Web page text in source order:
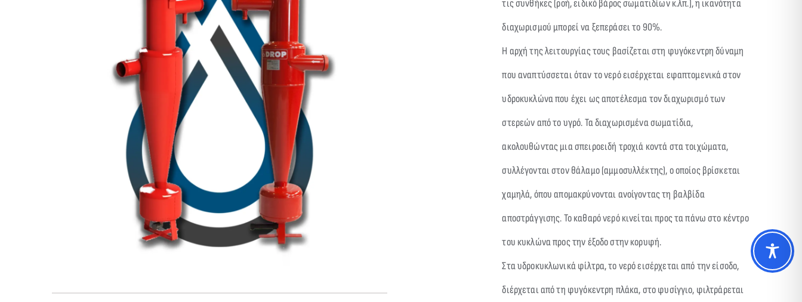
τις συνθήκες (ροή, ειδικό βάρος σωματιδίων κ.λπ.), η ικανότητα
διαχωρισμού μπορεί να ξεπεράσει το 90%.
Η αρχή της λειτουργίας τους βασίζεται στη φυγόκεντρη δύναμη
που αναπτύσσεται όταν το νερό εισέρχεται εφαπτομενικά στον
υδροκυκλώνα που έχει ως αποτέλεσμα τον διαχωρισμό των
στερεών από το υγρό. Τα διαχωρισμένα σωματίδια,
ακολουθώντας μια σπειροειδή τροχιά κοντά στα τοιχώματα,
συλλέγονται στον θάλαμο (αμμοσυλλέκτης), ο οποίος βρίσκεται
χαμηλά, όπου απομακρύνονται ανοίγοντας τη βαλβίδα
αποστράγγισης. Το καθαρό νερό κινείται προς τα πάνω στο κέντρο
του κυκλώνα προς την έξοδο στην κορυφή.
Στα υδροκυκλωνικά φίλτρα, το νερό εισέρχεται από την είσοδο,
διέρχεται από τη φυγόκεντρη πλάκα, στο φυσίγγιο, φιλτράρεται